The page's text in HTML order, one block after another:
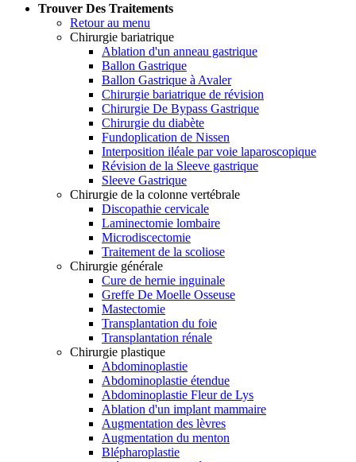
Trouver Des Traitements
Retour au menu
Chirurgie bariatrique
Ablation d'un anneau gastrique
Ballon Gastrique
Ballon Gastrique à Avaler
Chirurgie bariatrique de révision
Chirurgie De Bypass Gastrique
Chirurgie du diabète
Fundoplication de Nissen
Interposition iléale par voie laparoscopique
Révision de la Sleeve gastrique
Sleeve Gastrique
Chirurgie de la colonne vertébrale
Discopathie cervicale
Laminectomie lombaire
Microdiscectomie
Traitement de la scoliose
Chirurgie générale
Cure de hernie inguinale
Greffe De Moelle Osseuse
Mastectomie
Transplantation du foie
Transplantation rénale
Chirurgie plastique
Abdominoplastie
Abdominoplastie étendue
Abdominoplastie Fleur de Lys
Ablation d'un implant mammaire
Augmentation des lèvres
Augmentation du menton
Blépharoplastie